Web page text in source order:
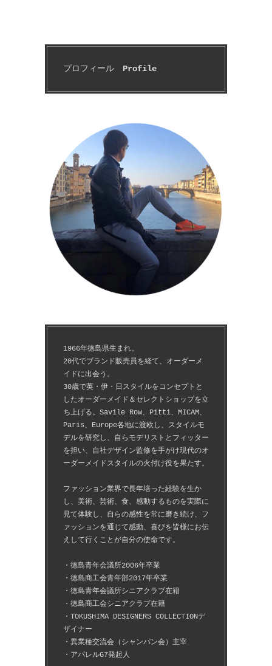
プロフィール Profile
1966年徳島県生まれ。
20代でブランド販売員を経て、オーダーメ
イドに出会う。
30歳で英・伊・日スタイルをコンセプトと
したオーダーメイド＆セレクトショップを立
ち上げる。Savile Row、Pitti、MICAM、
Paris、Europe各地に渡欧し、スタイルモ
デルを研究し、自らモデリストとフィッター
を担い、自社デザイン監修を手がけ現代のオ
ーダーメイドスタイルの火付け役を果たす。
ファッション業界で長年培った経験を生か
し、美術、芸術、食、感動するものを実際に
見て体験し、自らの感性を常に磨き続け、フ
ァッションを通じて感動、喜びを皆様にお伝
えして行くことが自分の使命です。
・徳島青年会議所2006年卒業
・徳島商工会青年部2017年卒業
・徳島青年会議所シニアクラブ在籍
・徳島商工会シニアクラブ在籍
・TOKUSHIMA DESIGNERS COLLECTIONデ
ザイナー
・異業種交流会（シャンパン会）主宰
・アパレルG7発起人